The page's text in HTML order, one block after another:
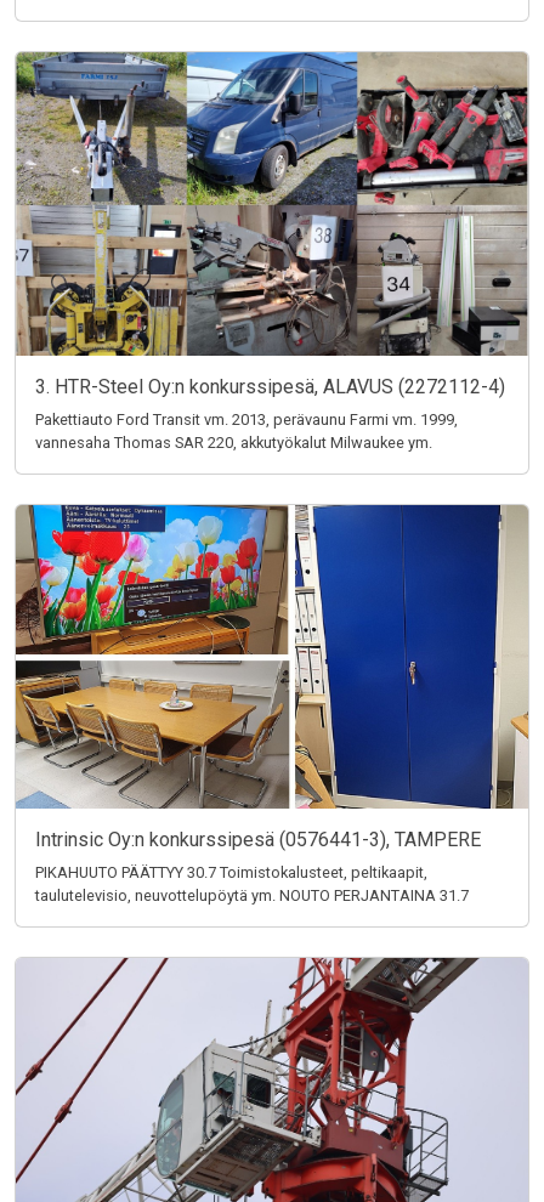
3. HTR-Steel Oy:n konkurssipesä, ALAVUS (2272112-4)
Pakettiauto Ford Transit vm. 2013, perävaunu Farmi vm. 1999,
vannesaha Thomas SAR 220, akkutyökalut Milwaukee ym.
Intrinsic Oy:n konkurssipesä (0576441-3), TAMPERE
PIKAHUUTO PÄÄTTYY 30.7 Toimistokalusteet, peltikaapit,
taulutelevisio, neuvottelupöytä ym. NOUTO PERJANTAINA 31.7